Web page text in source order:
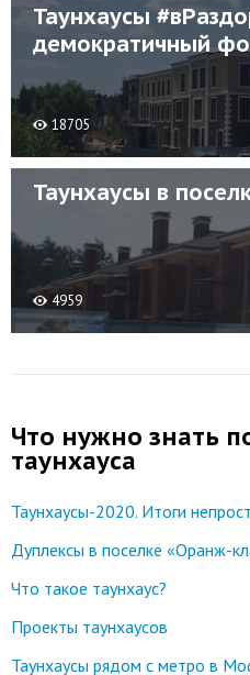
Таунхаусы
демократичный
18705
Таунхаусы в
4959
Что нужно знать
таунхауса
Таунхаусы-2020. Итоги
Дуплексы в поселке «Оранж-
Что такое таунхаус?
Проекты таунхаусов
Таунхаусы рядом с метро в